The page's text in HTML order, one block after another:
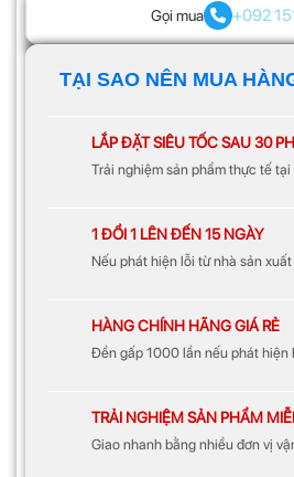
Gọi mua +092
TẠI SAO NÊN MUA
LẮP ĐẶT SIÊU TỐC SAU 30
Trải nghiệm sản phẩm thực tế tại
1 ĐỔI 1 LÊN ĐẾN 15 NGÀY
Nếu phát hiện lỗi từ nhà sản xuất
HÀNG CHÍNH HÃNG GIÁ RẺ
Đền gấp 1000 lần nếu phát hiện
TRẢI NGHIỆM SẢN PHẨM
Giao nhanh bằng nhiều đơn vị